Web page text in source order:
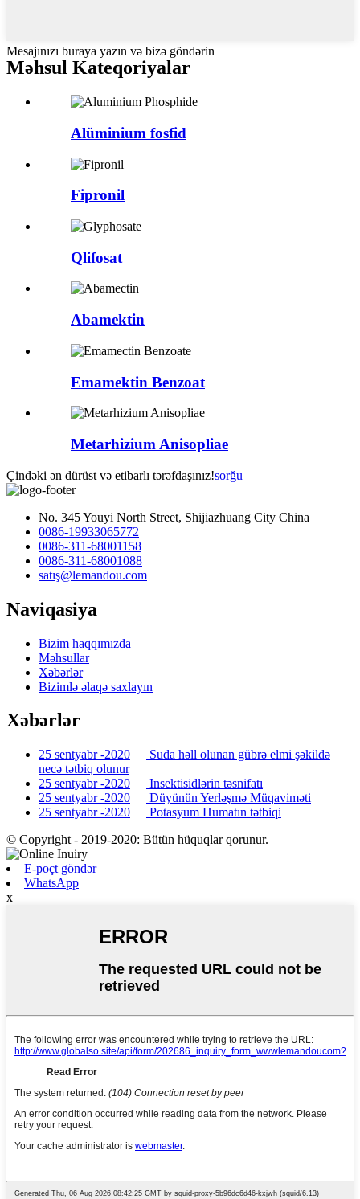
Mesajınızı buraya yazın və bizə göndərin
Məhsul Kateqoriyalar
Alüminium fosfid
Fipronil
Qlifosat
Abamektin
Emamektin Benzoat
Metarhizium Anisopliae
Çindəki ən dürüst və etibarlı tərəfdaşınız!sorğu
No. 345 Youyi North Street, Shijiazhuang City China
0086-19933065772
0086-311-68001158
0086-311-68001088
satış@lemandou.com
Naviqasiya
Bizim haqqımızda
Məhsullar
Xəbərlər
Bizimlə əlaqə saxlayın
Xəbərlər
25 sentyabr -2020
Suda həll olunan gübrə elmi şəkildə
necə tətbiq olunur
25 sentyabr -2020
Insektisidlərin təsnifatı
25 sentyabr -2020
Düyünün Yerləşmə Müqaviməti
25 sentyabr -2020
Potasyum Humatın tətbiqi
© Copyright - 2019-2020: Bütün hüquqlar qorunur.
E-poçt göndər
WhatsApp
x